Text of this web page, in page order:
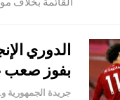
الدوري
بفوز صعب